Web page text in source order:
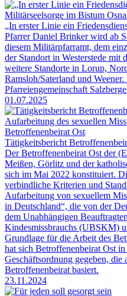
Militärseelsorge im Bistum
„In erster Linie ein
Pfarrer Daniel Brinker wird ab
diesem Militärpfarramt, dem
der Standort in Westerstede mit
weitere Standorte in Lorup,
Ramsloh/Saterland und
Pfarreiengemeinschaft
01.07.2025
Aufarbeitung des sexuellen
Betroffenenbeirat Ost
Tätigkeitsbericht
Der Betroffenenbeirat Ost der
Meißen, Görlitz und der
sich im Mai 2022 konstituiert.
verbindliche Kriterien und
Aufarbeitung von sexuellem
in Deutschland“, die von der
dem Unabhängigen
Kindesmissbrauchs (UBSKM)
Grundlage für die Arbeit des
hat sich Betroffenenbeirat Ost
Geschäftsordnung gegeben,
Betroffenenbeirat basiert.
23.11.2024